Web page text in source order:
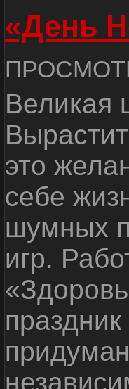
«День
Великая
это
себе
шумных
игр.